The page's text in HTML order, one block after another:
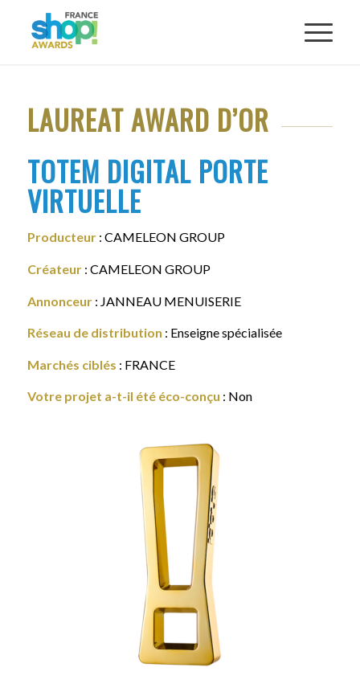
LAUREAT AWARD D’OR
TOTEM DIGITAL PORTE
VIRTUELLE
Producteur: CAMELEON GROUP
Créateur: CAMELEON GROUP
Annonceur: JANNEAU MENUISERIE
Réseau de distribution : Enseigne spécialisée
Marchés ciblés : FRANCE
Votre projet a-t-il été éco-conçu : Non